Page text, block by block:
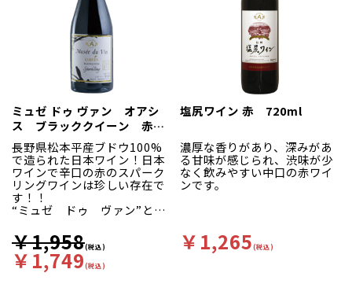
ミュゼ ドゥ ヴァン オアシ
ス ブラッククイーン 赤
750ml
長野県松本平産ブドウ100%
で造られた日本ワイン！日本
ワインで辛口の赤のスパーク
リングワインは珍しい存在で
す！！
“ミュゼ ドゥ ヴァン”とは
館”を意味します。原材料ブド
ウから醸造、熟成までこだわ
った“日本ワイン”です。明る
い紫色。細かな泡立ち、ブル
￥1,958(税込)
￥1,749(税込)
塩尻ワイン 赤 720ml
濃厚な香りがあり、深みがあ
る甘味が感じられ、渋味が少
なく飲みやすい中口の赤ワイ
ンです。
￥1,265(税込)